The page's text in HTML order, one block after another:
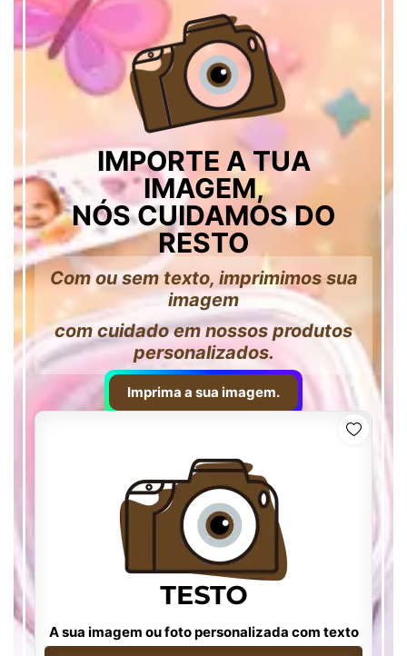
IMPORTE A TUA
IMAGEM,
NÓS CUIDAMOS DO
RESTO
Com ou sem texto, imprimimos sua
imagem
com cuidado em nossos produtos
personalizados.
Imprima a sua imagem.
A sua imagem ou foto personalizada com texto